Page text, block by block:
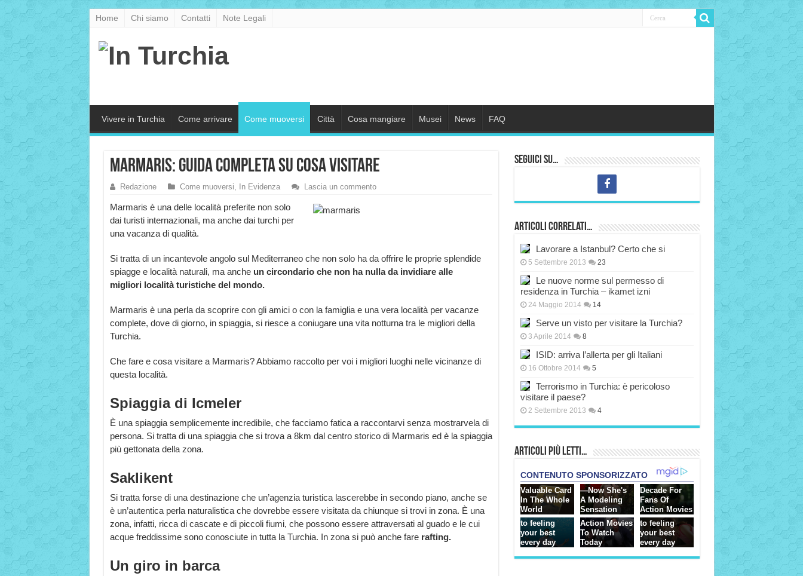
Home Chi siamo Contatti Note Legali
Vivere in Turchia Come arrivare Come muoversi Città Cosa mangiare Musei News FAQ
Marmaris: guida completa su cosa visitare
Redazione Come muoversi, In Evidenza Lascia un commento
Marmaris è una delle località preferite non solo
dai turisti internazionali, ma anche dai turchi per
una vacanza di qualità.
Si tratta di un incantevole angolo sul Mediterraneo che non solo ha da offrire le proprie splendide
spiagge e località naturali, ma anche un circondario che non ha nulla da invidiare alle
migliori località turistiche del mondo.
Marmaris è una perla da scoprire con gli amici o con la famiglia e una vera località per vacanze
complete, dove di giorno, in spiaggia, si riesce a coniugare una vita notturna tra le migliori della
Turchia.
Che fare e cosa visitare a Marmaris? Abbiamo raccolto per voi i migliori luoghi nelle vicinanze di
questa località.
Spiaggia di Icmeler
È una spiaggia semplicemente incredibile, che facciamo fatica a raccontarvi senza mostrarvela di
persona. Si tratta di una spiaggia che si trova a 8km dal centro storico di Marmaris ed è la spiaggia
più gettonata della zona.
Saklikent
Si tratta forse di una destinazione che un’agenzia turistica lascerebbe in secondo piano, anche se
è un’autentica perla naturalistica che dovrebbe essere visitata da chiunque si trovi in zona. È una
zona, infatti, ricca di cascate e di piccoli fiumi, che possono essere attraversati al guado e le cui
acque freddissime sono conosciute in tutta la Turchia. In zona si può anche fare rafting.
Un giro in barca
Seguici su…
Articoli correlati…
Lavorare a Istanbul? Certo che si
5 Settembre 2013 23
Le nuove norme sul permesso di
residenza in Turchia – ikamet izni
24 Maggio 2014 14
Serve un visto per visitare la Turchia?
3 Aprile 2014 8
ISID: arriva l’allerta per gli Italiani
16 Ottobre 2014 5
Terrorismo in Turchia: è pericoloso
visitare il paese?
2 Settembre 2013 4
Articoli più Letti…